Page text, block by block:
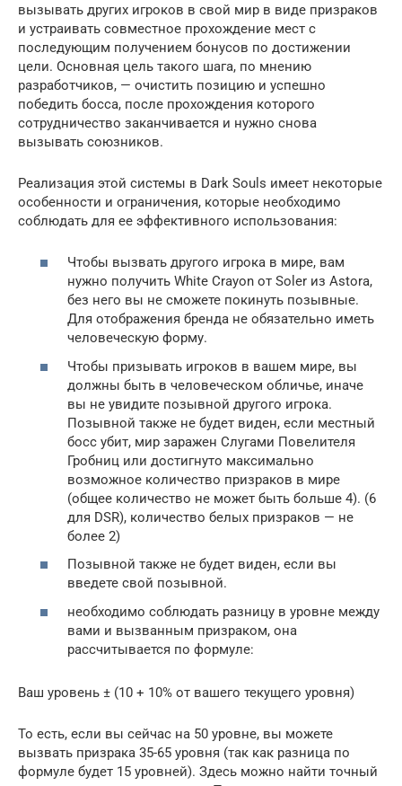
вызывать других игроков в свой мир в виде призраков
и устраивать совместное прохождение мест с
последующим получением бонусов по достижении
цели. Основная цель такого шага, по мнению
разработчиков, — очистить позицию и успешно
победить босса, после прохождения которого
сотрудничество заканчивается и нужно снова
вызывать союзников.
Реализация этой системы в Dark Souls имеет некоторые
особенности и ограничения, которые необходимо
соблюдать для ее эффективного использования:
Чтобы вызвать другого игрока в мире, вам
нужно получить White Crayon от Soler из Astora,
без него вы не сможете покинуть позывные.
Для отображения бренда не обязательно иметь
человеческую форму.
Чтобы призывать игроков в вашем мире, вы
должны быть в человеческом обличье, иначе
вы не увидите позывной другого игрока.
Позывной также не будет виден, если местный
босс убит, мир заражен Слугами Повелителя
Гробниц или достигнуто максимально
возможное количество призраков в мире
(общее количество не может быть больше 4). (6
для DSR), количество белых призраков — не
более 2)
Позывной также не будет виден, если вы
введете свой позывной.
необходимо соблюдать разницу в уровне между
вами и вызванным призраком, она
рассчитывается по формуле:
Ваш уровень ± (10 + 10% от вашего текущего уровня)
То есть, если вы сейчас на 50 уровне, вы можете
вызвать призрака 35-65 уровня (так как разница по
формуле будет 15 уровней). Здесь можно найти точный